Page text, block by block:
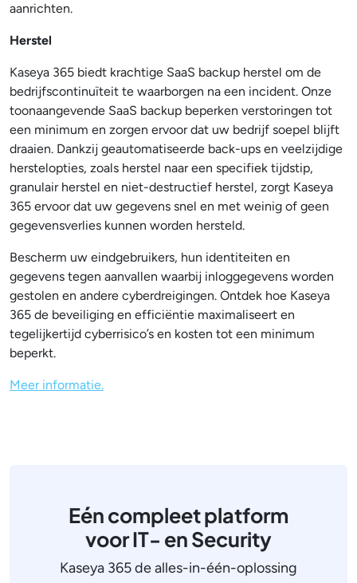
aanrichten.
Herstel
Kaseya 365 biedt krachtige SaaS backup herstel om de
bedrijfscontinuïteit te waarborgen na een incident. Onze
toonaangevende SaaS backup beperken verstoringen tot
een minimum en zorgen ervoor dat uw bedrijf soepel blijft
draaien. Dankzij geautomatiseerde back-ups en veelzijdige
herstelopties, zoals herstel naar een specifiek tijdstip,
granulair herstel en niet-destructief herstel, zorgt Kaseya
365 ervoor dat uw gegevens snel en met weinig of geen
gegevensverlies kunnen worden hersteld.
Bescherm uw eindgebruikers, hun identiteiten en
gegevens tegen aanvallen waarbij inloggegevens worden
gestolen en andere cyberdreigingen. Ontdek hoe Kaseya
365 de beveiliging en efficiëntie maximaliseert en
tegelijkertijd cyberrisico’s en kosten tot een minimum
beperkt.
Meer informatie.
Eén compleet platform
voor IT- en Security
Kaseya 365 de alles-in-één-oplossing